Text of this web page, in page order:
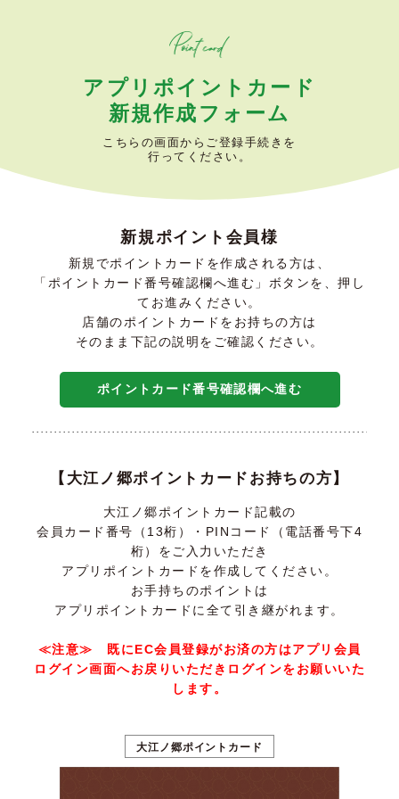
アプリポイントカード
新規作成フォーム
こちらの画面からご登録手続きを
行ってください。
新規ポイント会員様
新規でポイントカードを作成される方は、
「ポイントカード番号確認欄へ進む」ボタンを、押し
てお進みください。
店舗のポイントカードをお持ちの方は
そのまま下記の説明をご確認ください。
ポイントカード番号確認欄へ進む
【大江ノ郷ポイントカードお持ちの方】
大江ノ郷ポイントカード記載の
会員カード番号（13桁）・PINコード（電話番号下4
桁）をご入力いただき
アプリポイントカードを作成してください。
お手持ちのポイントは
アプリポイントカードに全て引き継がれます。
≪注意≫ 既にEC会員登録がお済の方はアプリ会員
ログイン画面へお戻りいただきログインをお願いいた
します。
大江ノ郷ポイントカード